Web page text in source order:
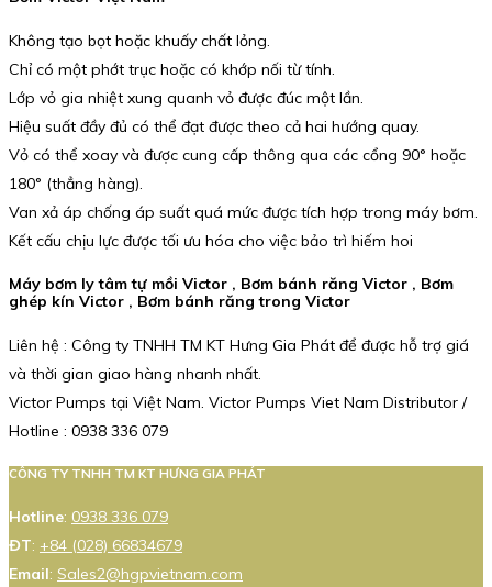
Không tạo bọt hoặc khuấy chất lỏng.
Chỉ có một phớt trục hoặc có khớp nối từ tính.
Lớp vỏ gia nhiệt xung quanh vỏ được đúc một lần.
Hiệu suất đầy đủ có thể đạt được theo cả hai hướng quay.
Vỏ có thể xoay và được cung cấp thông qua các cổng 90° hoặc
180° (thẳng hàng).
Van xả áp chống áp suất quá mức được tích hợp trong máy bơm.
Kết cấu chịu lực được tối ưu hóa cho việc bảo trì hiếm hoi
Máy bơm ly tâm tự mồi Victor , Bơm bánh răng Victor , Bơm
ghép kín Victor , Bơm bánh răng trong Victor
Liên hệ : Công ty TNHH TM KT Hưng Gia Phát để được hỗ trợ giá
và thời gian giao hàng nhanh nhất.
Victor Pumps tại Việt Nam. Victor Pumps Viet Nam Distributor /
Hotline : 0938 336 079
CÔNG TY TNHH TM KT HƯNG GIA PHÁT
Hotline: 0938 336 079
ĐT: +84 (028) 66834679
Email: Sales2@hgpvietnam.com